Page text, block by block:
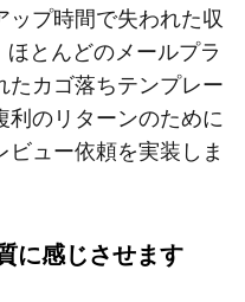
ップ時間で失われた収
とんどのメールプラ
たカゴ落ちテンプレー
利のリターンのために
ュー依頼を実装しま
に感じさせます